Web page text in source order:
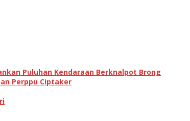
Puluhan Kendaraan Berknalpot Brong
Perppu Ciptaker